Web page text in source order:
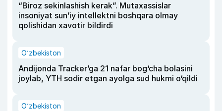
“Biroz sekinlashish kerak”. Mutaxassislar
insoniyat sun’iy intellektni boshqara olmay
qolishidan xavotir bildirdi
O‘zbekiston
Andijonda Tracker’ga 21 nafar bog‘cha bolasini
joylab, YTH sodir etgan ayolga sud hukmi o‘qildi
O‘zbekiston